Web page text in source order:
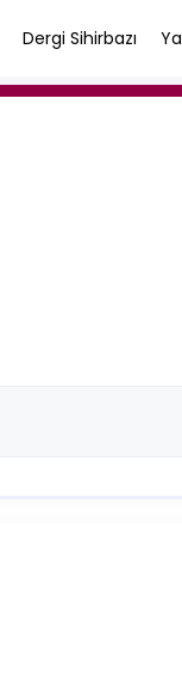
Dergi Sihirbazı